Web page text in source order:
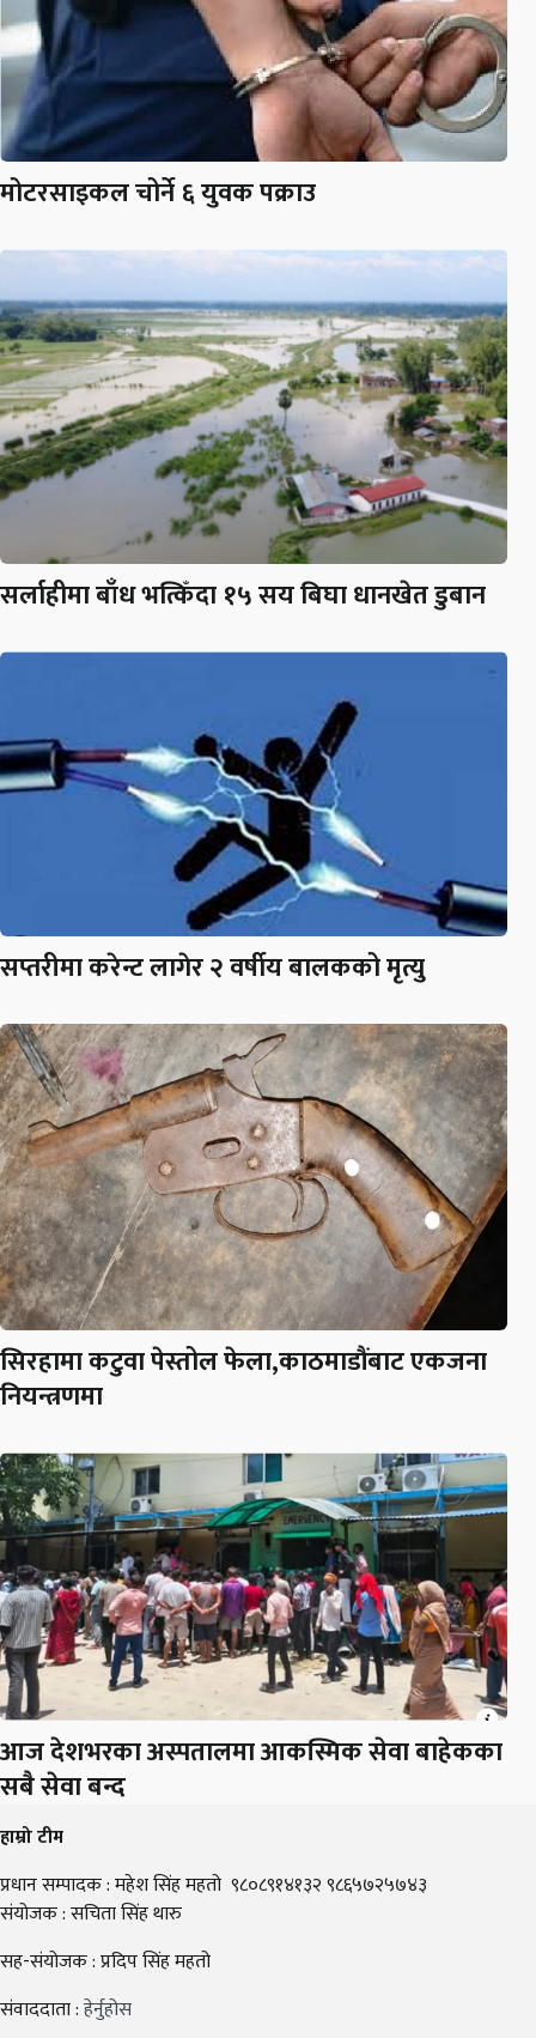
मोटरसाइकल चोर्ने ६ युवक पक्राउ
सर्लाहीमा बाँध भत्किँदा १५ सय बिघा धानखेत डुबान
सप्तरीमा करेन्ट लागेर २ वर्षीय बालकको मृत्यु
सिरहामा कटुवा पेस्तोल फेला,काठमाडौंबाट एकजना
नियन्त्रणमा
आज देशभरका अस्पतालमा आकस्मिक सेवा बाहेकका
सबै सेवा बन्द
हाम्रो टीम
प्रधान सम्पादक : महेश सिंह महतो ९८०८९१४१३२ ९८६५७२५७४३
संयोजक : सचिता सिंह थारु
सह-संयोजक : प्रदिप सिंह महतो
संवाददाता :हेर्नुहोस